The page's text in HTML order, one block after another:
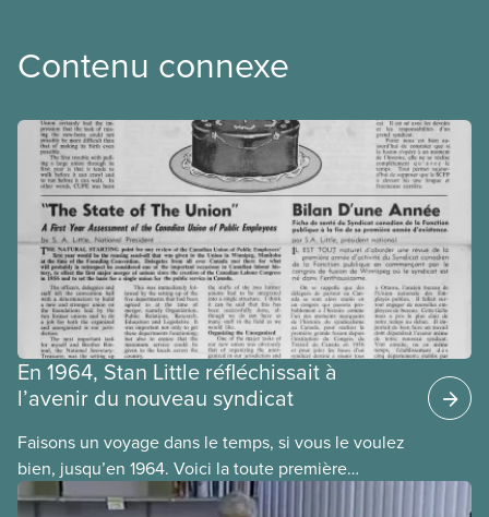
Contenu connexe
En 1964, Stan Little réfléchissait à
l’avenir du nouveau syndicat
Faisons un voyage dans le temps, si vous le voulez
bien, jusqu’en 1964. Voici la toute première
publication du SCFP, Le Journal. Celle-ci a fait son